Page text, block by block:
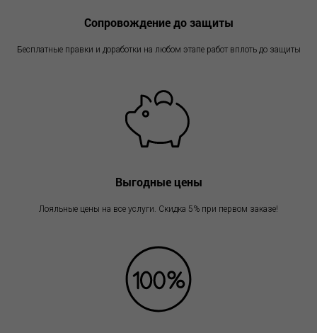
Сопровождение до защиты
Бесплатные правки и доработки на любом этапе работ вплоть до защиты
Выгодные цены
Лояльные цены на все услуги. Скидка 5% при первом заказе!